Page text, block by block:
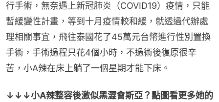
行手術，無奈遇上新冠肺炎（COVID19）疫情，只能
暫緩變性計畫，等到十月疫情較和緩，就透過代辦處
理相關事宜，飛往泰國花了45萬元台幣進行性別置換
手術，手術過程只花4個小時，不過術後復原很辛
苦，小A辣在床上躺了一個星期才能下床。
↓↓↓小A辣整容後激似黑澀會斯亞？點圖看更多她的